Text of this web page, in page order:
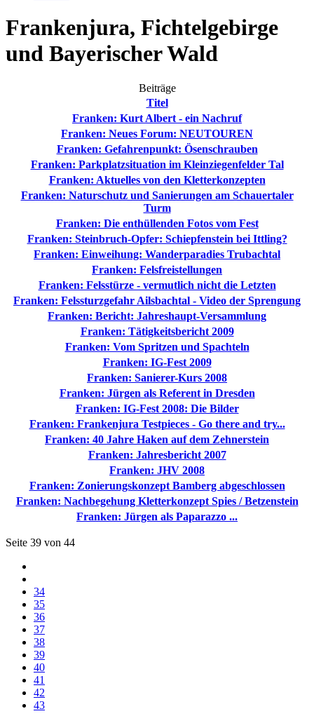
Frankenjura, Fichtelgebirge
und Bayerischer Wald
Beiträge
Titel
Franken: Kurt Albert - ein Nachruf
Franken: Neues Forum: NEUTOUREN
Franken: Gefahrenpunkt: Ösenschrauben
Franken: Parkplatzsituation im Kleinziegenfelder Tal
Franken: Aktuelles von den Kletterkonzepten
Franken: Naturschutz und Sanierungen am Schauertaler
Turm
Franken: Die enthüllenden Fotos vom Fest
Franken: Steinbruch-Opfer: Schiepfenstein bei Ittling?
Franken: Einweihung: Wanderparadies Trubachtal
Franken: Felsfreistellungen
Franken: Felsstürze - vermutlich nicht die Letzten
Franken: Felssturzgefahr Ailsbachtal - Video der Sprengung
Franken: Bericht: Jahreshaupt-Versammlung
Franken: Tätigkeitsbericht 2009
Franken: Vom Spritzen und Spachteln
Franken: IG-Fest 2009
Franken: Sanierer-Kurs 2008
Franken: Jürgen als Referent in Dresden
Franken: IG-Fest 2008: Die Bilder
Franken: Frankenjura Testpieces - Go there and try...
Franken: 40 Jahre Haken auf dem Zehnerstein
Franken: Jahresbericht 2007
Franken: JHV 2008
Franken: Zonierungskonzept Bamberg abgeschlossen
Franken: Nachbegehung Kletterkonzept Spies / Betzenstein
Franken: Jürgen als Paparazzo ...
Seite 39 von 44
34
35
36
37
38
39
40
41
42
43